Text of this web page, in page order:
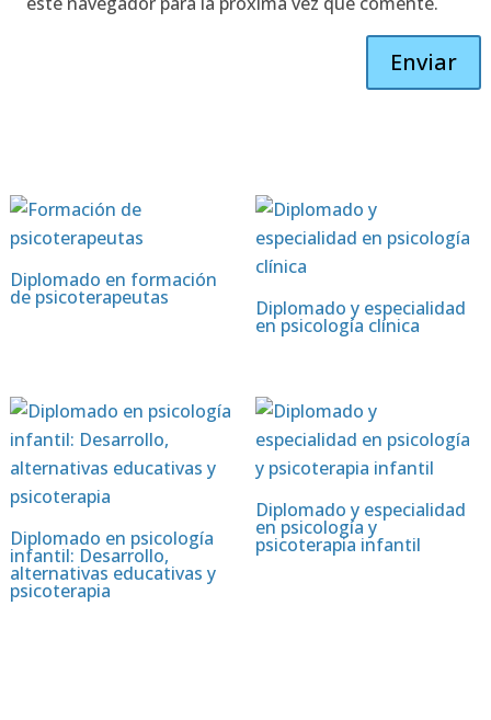
Enviar
Diplomado en formación
de psicoterapeutas Diplomado y especialidad
en psicología clínica
Diplomado en psicología
infantil: Desarrollo,
alternativas educativas y
psicoterapia
Diplomado y especialidad
en psicología y
psicoterapia infantil